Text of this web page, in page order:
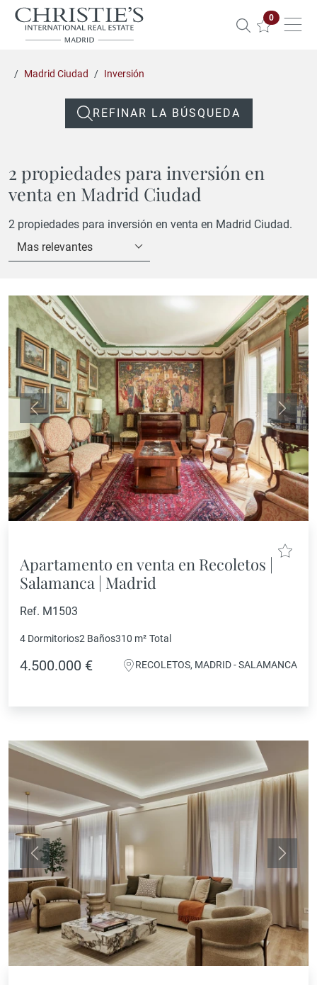
0
Madrid Ciudad Inversión
REFINAR LA BÚSQUEDA
2 propiedades para inversión en
venta en Madrid Ciudad
2 propiedades para inversión en venta en Madrid Ciudad.
Mas relevantes
Anterior
Apartamento en venta en Recoletos |
Salamanca | Madrid
Ref. M1503
4 Dormitorios2 Baños310 m² Total
4.500.000 € RECOLETOS, MADRID - SALAMANCA
Anterior